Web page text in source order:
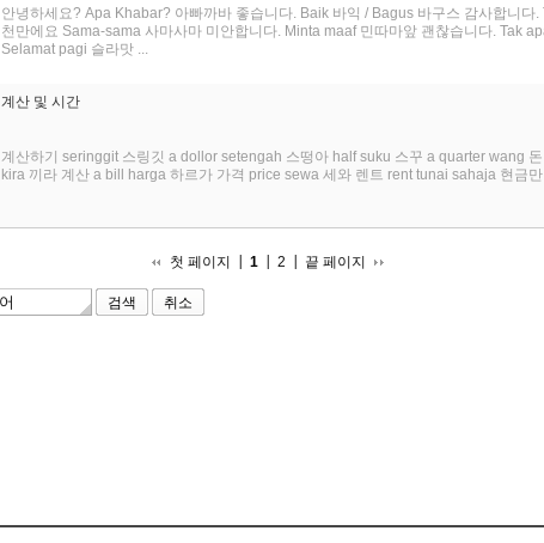
안녕하세요? Apa Khabar? 아빠까바 좋습니다. Baik 바익 / Bagus 바구스 감사합니다.
천만에요 Sama-sama 사마사마 미안합니다. Minta maaf 민따마앞 괜찮습니다. Tak
Selamat pagi 슬라맛 ...
계산 및 시간
계산하기 seringgit 스링깃 a dollor setengah 스떵아 half suku 스꾸 a quarter wang
kira 끼라 계산 a bill harga 하르가 가격 price sewa 세와 렌트 rent tunai sahaja 현금
첫 페이지 1 2 끝 페이지
취소